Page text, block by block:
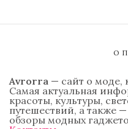
О
Avrorra — сайт о моде,
Самая актуальная
красоты, культуры,
путешествий, а также
обзоры модных